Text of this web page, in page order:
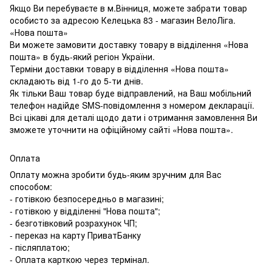
Якщо Ви перебуваєте в м.Вінниця, можете забрати товар
особисто за адресою Келецька 83 - магазин ВелоЛіга.
«Нова пошта»
Ви можете замовити доставку товару в відділення «Нова
пошта» в будь-який регіон України.
Терміни доставки товару в відділення «Нова пошта»
складають від 1-го до 5-ти днів.
Як тільки Ваш товар буде відправлений, на Ваш мобільний
телефон надійде SMS-повідомлення з номером декларації.
Всі цікаві для деталі щодо дати і отримання замовлення Ви
зможете уточнити на офіційному сайті «Нова пошта».
Оплата
Оплату можна зробити будь-яким зручним для Вас
способом:
- готівкою безпосередньо в магазині;
- готівкою у відділенні "Нова пошта";
- безготівковий розрахунок ЧП;
- переказ на карту ПриватБанку
- післяплатою;
- Оплата карткою через термінал.